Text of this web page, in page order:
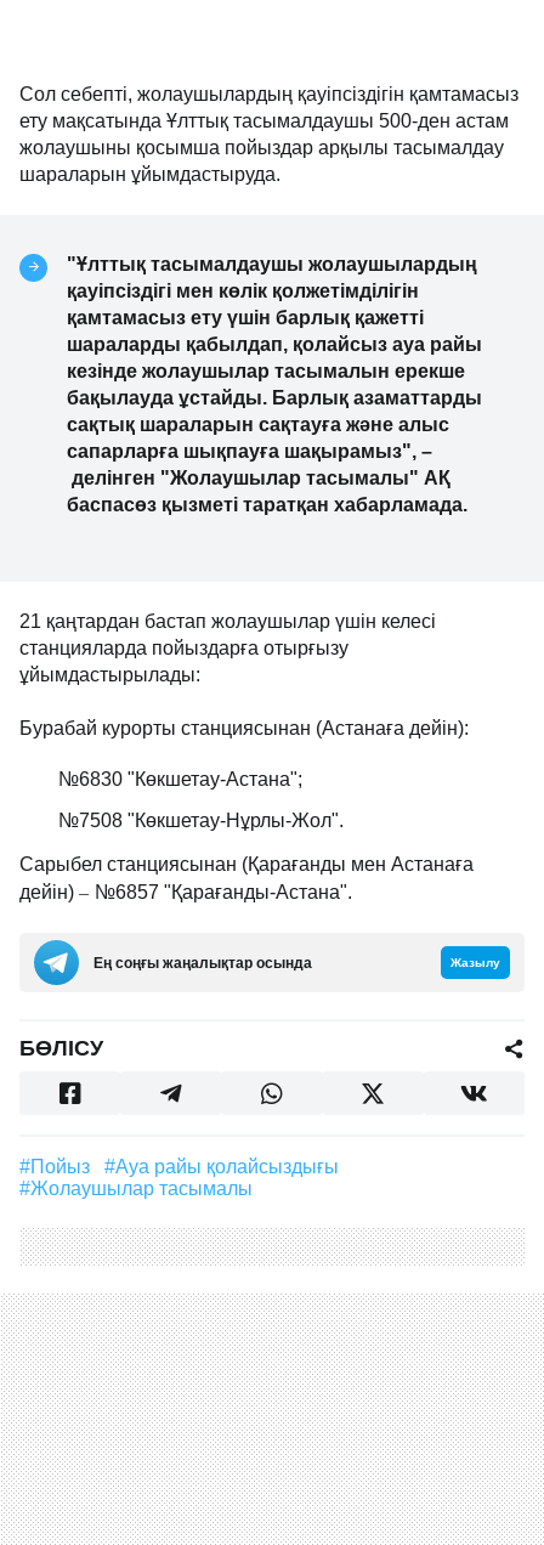
Сол себепті, жолаушылардың қауіпсіздігін қамтамасыз
ету мақсатында Ұлттық тасымалдаушы 500-ден астам
жолаушыны қосымша пойыздар арқылы тасымалдау
шараларын ұйымдастыруда.
"Ұлттық тасымалдаушы жолаушылардың
қауіпсіздігі мен көлік қолжетімділігін
қамтамасыз ету үшін барлық қажетті
шараларды қабылдап, қолайсыз ауа райы
кезінде жолаушылар тасымалын ерекше
бақылауда ұстайды. Барлық азаматтарды
сақтық шараларын сақтауға және алыс
сапарларға шықпауға шақырамыз", –
делінген "Жолаушылар тасымалы" АҚ
баспасөз қызметі таратқан хабарламада.
21 қаңтардан бастап жолаушылар үшін келесі
станцияларда пойыздарға отырғызу
ұйымдастырылады:
Бурабай курорты станциясынан (Астанаға дейін):
№6830 "Көкшетау-Астана";
№7508 "Көкшетау-Нұрлы-Жол".
Сарыбел станциясынан (Қарағанды мен Астанаға
дейін) – №6857 "Қарағанды-Астана".
Ең соңғы жаңалықтар осында Жазылу
БӨЛІСУ
#пойыз
#ауа райы қолайсыздығы
#Жолаушылар тасымалы